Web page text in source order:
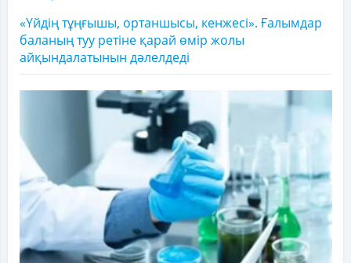
«Үйдің тұңғышы, ортаншысы, кенжесі». Ғалымдар
баланың туу ретіне қарай өмір жолы
айқындалатынын дәлелдеді